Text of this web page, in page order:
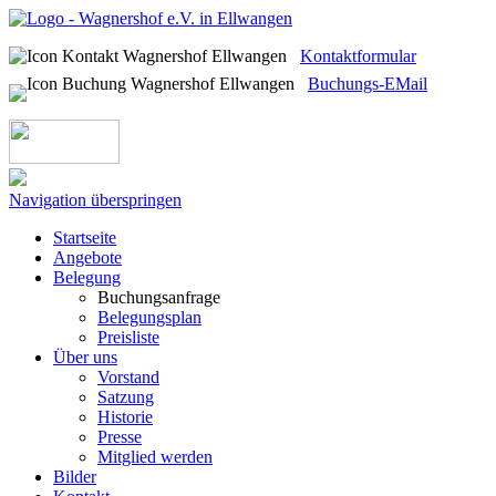
Kontaktformular
Buchungs-EMail
Navigation überspringen
Startseite
Angebote
Belegung
Buchungsanfrage
Belegungsplan
Preisliste
Über uns
Vorstand
Satzung
Historie
Presse
Mitglied werden
Bilder